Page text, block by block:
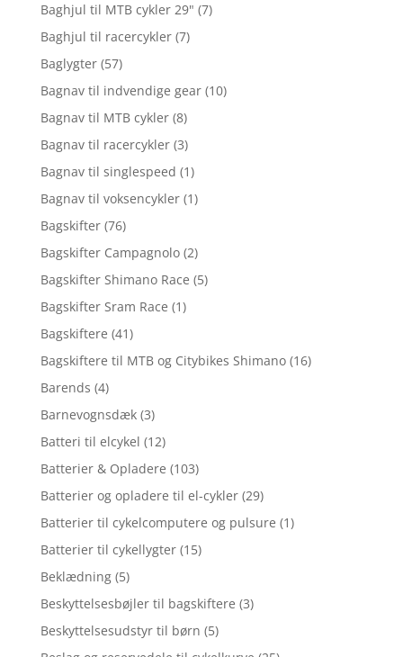
Baghjul til MTB cykler 29" (7)
Baghjul til racercykler (7)
Baglygter (57)
Bagnav til indvendige gear (10)
Bagnav til MTB cykler (8)
Bagnav til racercykler (3)
Bagnav til singlespeed (1)
Bagnav til voksencykler (1)
Bagskifter (76)
Bagskifter Campagnolo (2)
Bagskifter Shimano Race (5)
Bagskifter Sram Race (1)
Bagskiftere (41)
Bagskiftere til MTB og Citybikes Shimano (16)
Barends (4)
Barnevognsdæk (3)
Batteri til elcykel (12)
Batterier & Opladere (103)
Batterier og opladere til el-cykler (29)
Batterier til cykelcomputere og pulsure (1)
Batterier til cykellygter (15)
Beklædning (5)
Beskyttelsesbøjler til bagskiftere (3)
Beskyttelsesudstyr til børn (5)